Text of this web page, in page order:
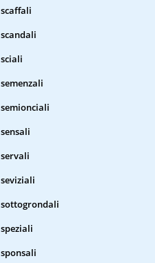
scaffali
scandali
sciali
semenzali
semionciali
sensali
servali
seviziali
sottogrondali
speziali
sponsali